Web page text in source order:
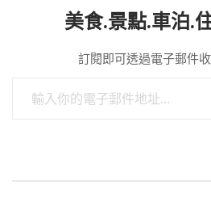
美食.景點.車泊.
訂閱即可透過電子郵件